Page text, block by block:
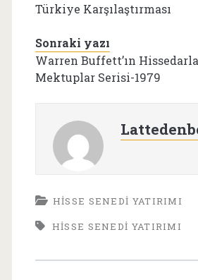
Türkiye Karşılaştırması
Sonraki yazı
Warren Buffett’ın
Mektuplar Serisi-1979
HISSE SENEDI YATIRIMI
HISSE SENEDI YATIRIMI